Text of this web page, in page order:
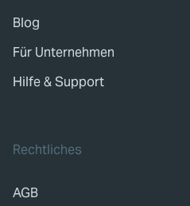
Blog
Für Unternehmen
Hilfe & Support
Rechtliches
AGB